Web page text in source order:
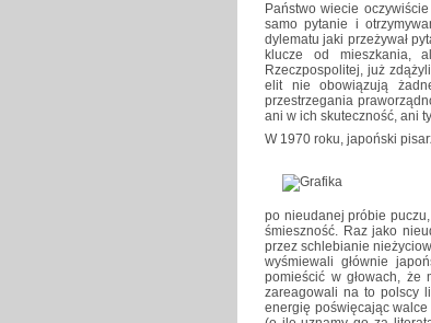
Państwo wiecie
samo pytanie i
dylematu jaki przeżywał
klucze od mieszkania,
Rzeczpospolitej, już
elit nie obowiązują
przestrzegania
ani w ich skuteczność, ani
W 1970 roku, japoński
po nieudanej próbie puczu,
śmieszność. Raz jako
przez schlebianie
wyśmiewali głównie
pomieścić w głowach, że
zareagowali na to polscy
energię poświęcając walce